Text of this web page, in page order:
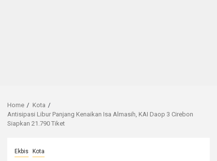
Home
Kota
Antisipasi Libur Panjang Kenaikan Isa Almasih, KAI Daop 3 Cirebon
Siapkan 21.790 Tiket
Ekbis Kota